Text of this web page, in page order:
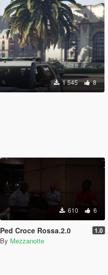
1 545 8
610 6
Ped Croce Rossa.2.0 1.0
By Mezzanotte